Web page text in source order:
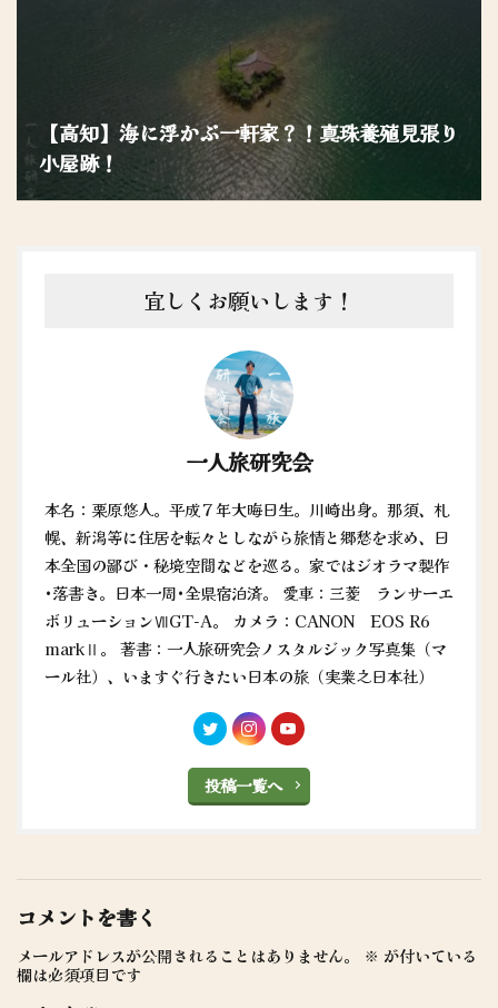
【高知】海に浮かぶ一軒家？！真珠養殖見張り
小屋跡！
宜しくお願いします！
一人旅研究会
本名：栗原悠人。平成７年大晦日生。川崎出身。那須、札
幌、新潟等に住居を転々としながら旅情と郷愁を求め、日
本全国の鄙び・秘境空間などを巡る。家ではジオラマ製作
•落書き。日本一周•全県宿泊済。 愛車：三菱 ランサーエ
ボリューションⅦGT-A。 カメラ：CANON EOS R6
markⅡ。 著書：一人旅研究会ノスタルジック写真集（マ
ール社）、いますぐ行きたい日本の旅（実業之日本社）
投稿一覧へ
コメントを書く
メールアドレスが公開されることはありません。 ※ が付いている
欄は必須項目です